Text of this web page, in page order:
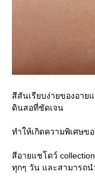
สีสันเรียบง่ายของอาย
ดินสอที่ชัดเจน
ทำให้เกิดความพิเศษข
สีอายแชโดว์
ทุกๆ วัน และสามารถน